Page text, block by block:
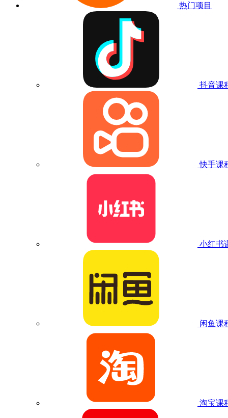
热门项目
抖音课
快手课
小红书
闲鱼课
淘宝课